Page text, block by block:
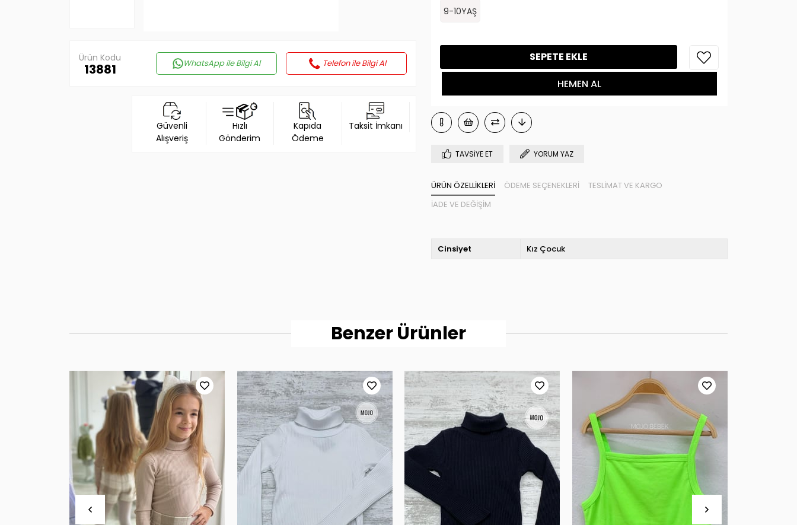
Ürün Kodu
13881 WhatsApp ile Bilgi Al Telefon ile Bilgi Al
Güvenli
Alışveriş
Hızlı
Gönderim
Kapıda
Ödeme
Taksit İmkanı
9-10YAŞ
TAVSIYE ET YORUM YAZ
ÜRÜN ÖZELLIKLERI ÖDEME SEÇENEKLERI
TESLIMAT VE KARGO
İADE VE DEĞIŞIM
Cinsiyet Kız Çocuk
Benzer Ürünler